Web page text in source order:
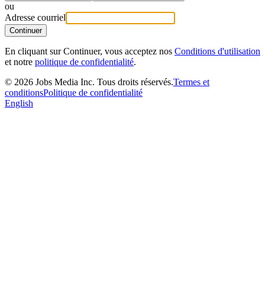
ou
Adresse courriel
Continuer
En cliquant sur Continuer, vous acceptez nos Conditions d'utilisation
et notre politique de confidentialité.
© 2026 Jobs Media Inc. Tous droits réservés.Termes et
conditionsPolitique de confidentialité
English